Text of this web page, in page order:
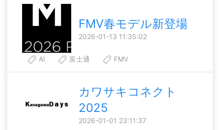
FMV春モデル新登場
2026-01-13 11:35:02
AI 富士通 FMV
カワサキコネクト
2025
2026-01-01 23:11:37